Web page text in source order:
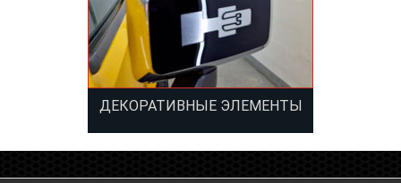
ДЕКОРАТИВНЫЕ ЭЛЕМЕНТЫ